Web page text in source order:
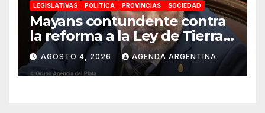
LEGISLATIVAS POLÍTICA PROVINCIAS SOCIEDAD
Mayans contundente contra
la reforma a la Ley de Tierras:
«Esta ley vende el país»
AGOSTO 4, 2026 AGENDA ARGENTINA